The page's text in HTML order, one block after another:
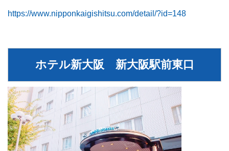
https://www.nipponkaigishitsu.com/detail/?id=148
ホテル新大阪 新大阪駅前東口